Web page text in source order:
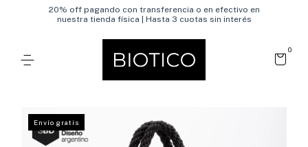
20% off pagando con transferencia o en efectivo en
nuestra tienda física | Hasta 3 cuotas sin interés
0
Envío gratis